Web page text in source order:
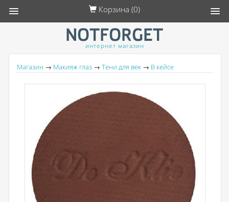
интернет магазин
Магазин → Макияж глаз → Тени для век → В кейсе
Корзина (0)